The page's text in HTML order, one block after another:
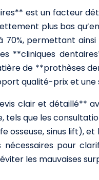
est un facteur
plus bas
70%, permettant
**cliniques
de **prothèses
qualité-prix et
clair et détaillé**
tels que les
osseuse, sinus lift),
nécessaires pour
les mauvaises